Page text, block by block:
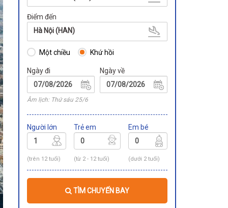
Điểm đến
Hà Nội (HAN)
Một chiều Khứ hồi
Ngày đi
Âm lịch: Thứ sáu 25/6
Ngày về
Người lớn
(trên 12 tuổi)
Trẻ em
(từ 2 - 12 tuổi)
Em bé
(dưới 2 tuổi)
TÌM CHUYẾN BAY